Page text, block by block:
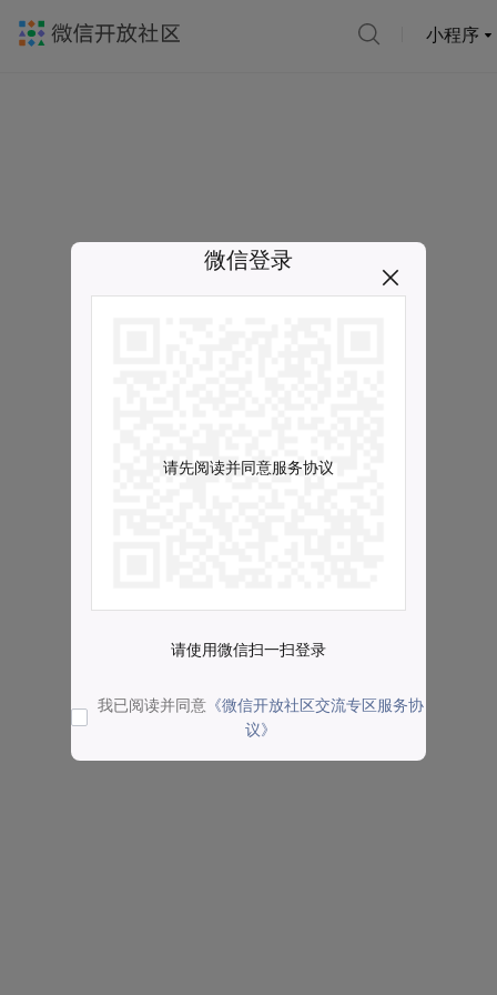
小程序
微信登录
请先阅读并同意服务协议
请使用微信扫一扫登录
我已阅读并同意 《微信开放社区交流专区服务协
议》